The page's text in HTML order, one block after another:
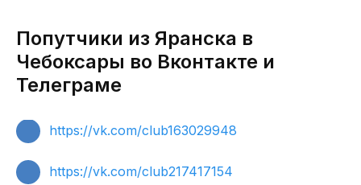
Попутчики из Яранска в
Чебоксары во Вконтакте и
Телеграме
https://vk.com/club163029948
https://vk.com/club217417154